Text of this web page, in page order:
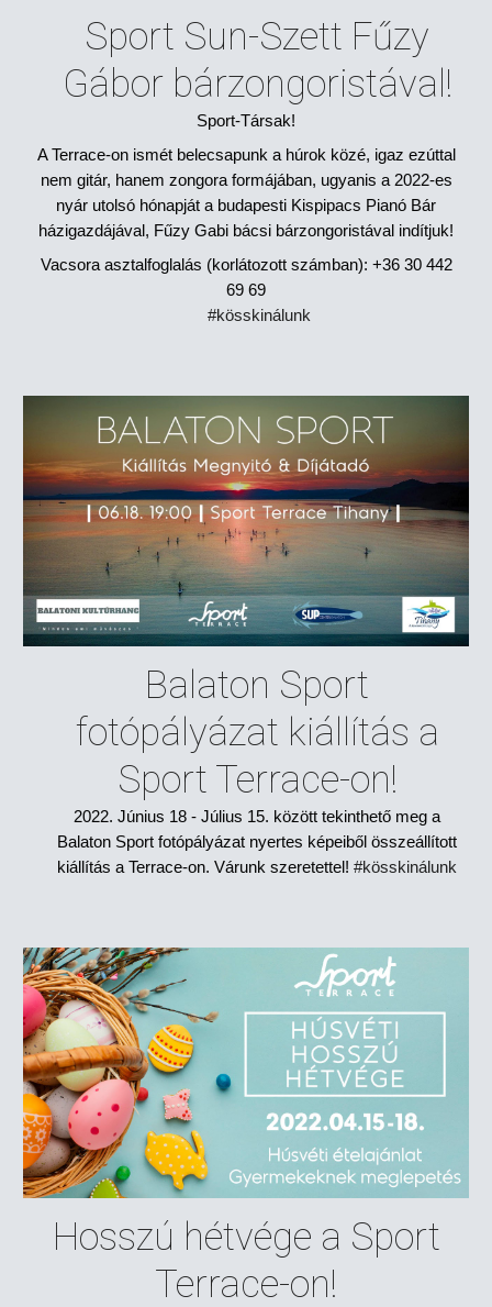
Sport Sun-Szett Fűzy
Gábor bárzongoristával!
Sport-Társak!
A Terrace-on ismét belecsapunk a húrok közé, igaz ezúttal
nem gitár, hanem zongora formájában, ugyanis a 2022-es
nyár utolsó hónapját a budapesti Kispipacs Pianó Bár
házigazdájával, Fűzy Gabi bácsi bárzongoristával indítjuk!
Vacsora asztalfoglalás (korlátozott számban): +36 30 442
69 69
#kösskinálunk
Balaton Sport
fotópályázat kiállítás a
Sport Terrace-on!
2022. Június 18 - Július 15. között tekinthető meg a
Balaton Sport fotópályázat nyertes képeiből összeállított
kiállítás a Terrace-on. Várunk szeretettel! #kösskinálunk
Hosszú hétvége a Sport
Terrace-on!